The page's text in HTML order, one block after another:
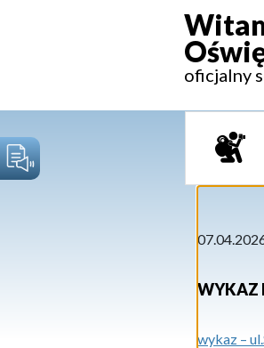
oficjalny
WYKAZ
wykaz –